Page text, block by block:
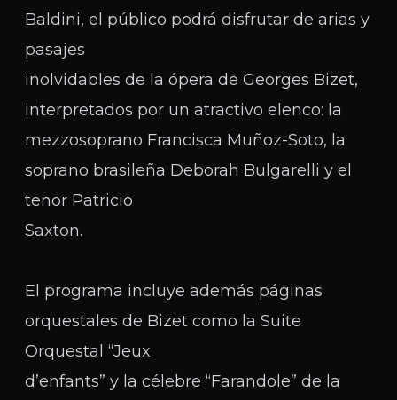
Baldini, el público podrá disfrutar de arias y
pasajes
inolvidables de la ópera de Georges Bizet,
interpretados por un atractivo elenco: la
mezzosoprano Francisca Muñoz-Soto, la
soprano brasileña Deborah Bulgarelli y el
tenor Patricio
Saxton.
El programa incluye además páginas
orquestales de Bizet como la Suite
Orquestal “Jeux
d’enfants” y la célebre “Farandole” de la